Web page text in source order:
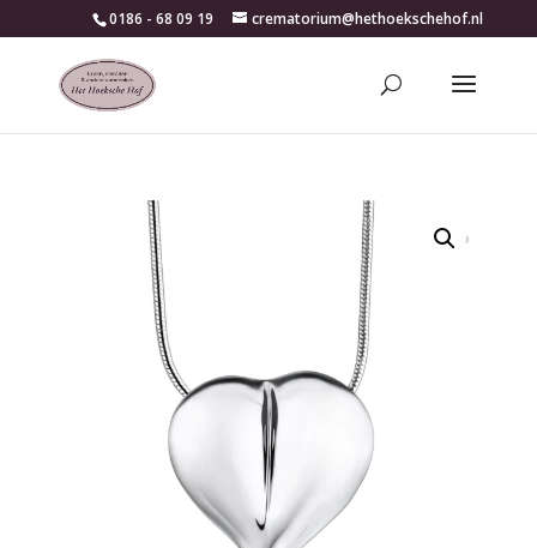
0186 - 68 09 19 crematorium@hethoekschehof.nl